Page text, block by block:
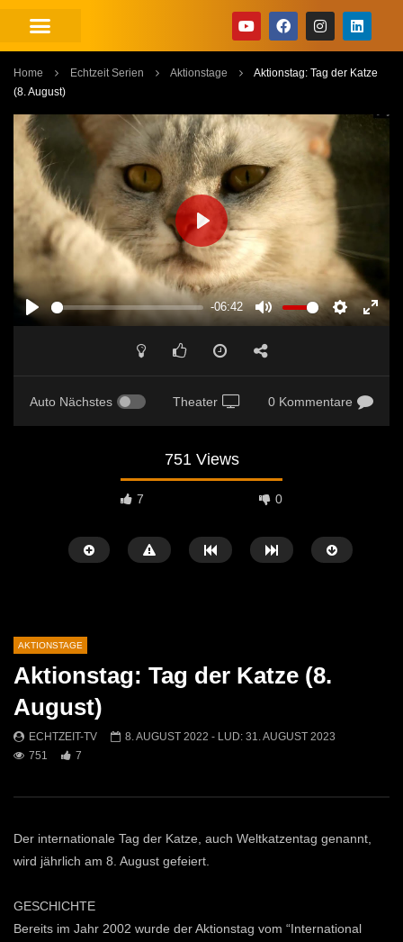
Home Echtzeit Serien Aktionstage
Aktionstag: Tag der Katze
(8. August)
PLAY
-06:42
MUTE SETTINGS
PLAY
Auto Nächstes Theater 0 Kommentare
751 Views
7 0
Später Ansehen
AKTIONSTAGE
Aktionstag: Tag der Katze (8.
August)
ECHTZEIT-TV 8. AUGUST 2022 - LUD: 31. AUGUST 2023
751
7
Der internationale Tag der Katze, auch Weltkatzentag genannt,
wird jährlich am 8. August gefeiert.
GESCHICHTE
Bereits im Jahr 2002 wurde der Aktionstag vom “International